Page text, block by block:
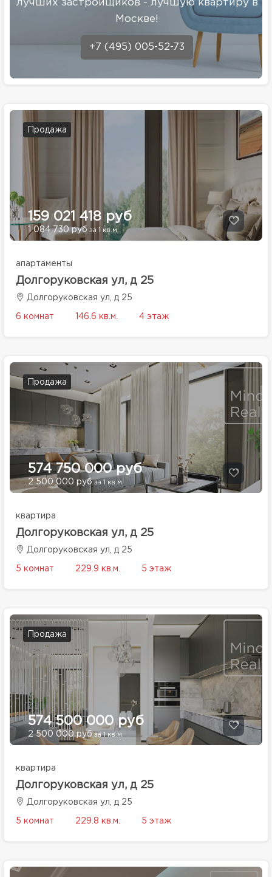
лучших застройщиков - лучшую квартиру в
Москве!
+7 (495) 005-52-73
Продажа
159 021 418 руб
1 084 730 руб за 1 кв.м.
апартаменты
Долгоруковская ул, д 25
Долгоруковская ул, д 25
6 комнат 146.6 кв.м. 4 этаж
Продажа
574 750 000 руб
2 500 000 руб за 1 кв.м.
квартира
Долгоруковская ул, д 25
Долгоруковская ул, д 25
5 комнат 229.9 кв.м. 5 этаж
Продажа
574 500 000 руб
2 500 000 рубза 1 кв.м.
квартира
Долгоруковская ул, д 25
Долгоруковская ул, д 25
5 комнат 229.8 кв.м. 5 этаж